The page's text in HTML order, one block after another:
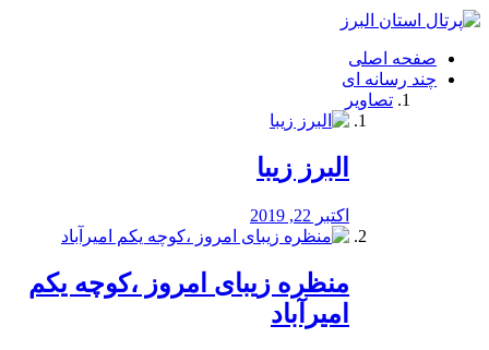
فصد
شرق
تهران
خشکشویی
صفحه اصلی
چند رسانه ای
تصاویر
البرز زیبا
اکتبر 22, 2019
منظره‌‌ زیبای امروز ،کوچه یکم
امیرآباد